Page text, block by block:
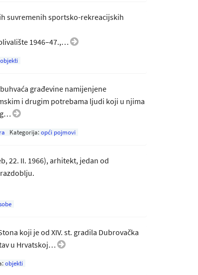
suvremenih sportsko-rekreacijskih
1946–47.,…
objekti
građevine namijenjene
i drugim potrebama ljudi koji u njima
Kategorija:opći pojmovi
22. II. 1966), arhitekt, jedan od
koji je od XIV. st. gradila Dubrovačka
u Hrvatskoj…
objekti